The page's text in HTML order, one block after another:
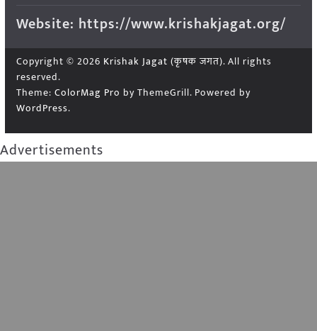
Website: https://www.krishakjagat.org/
Copyright © 2026 Krishak Jagat (कृषक जगत). All rights
reserved.
Theme: ColorMag Pro by ThemeGrill. Powered by
WordPress.
Advertisements